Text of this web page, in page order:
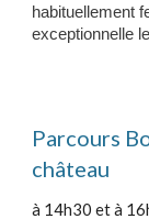
habituellement
exceptionnelle
Parcours
château
à 14h30 et à